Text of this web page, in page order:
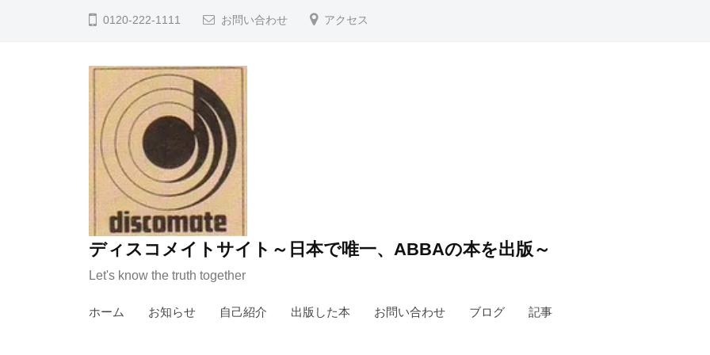
0120-222-1111 お問い合わせ アクセス
ディスコメイトサイト～日本で唯一、ABBAの本を出版～
Let's know the truth together
ホーム お知らせ 自己紹介 出版した本 お問い合わせ ブログ 記事